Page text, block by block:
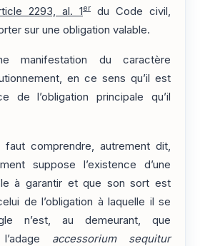
2293, al. 1er
du Code civil,
sur une obligation valable.
manifestation du caractère
en ce sens qu’il est
de l’obligation principale qu’il
comprendre, autrement dit,
suppose l’existence d’une
à garantir et que son sort est
de l’obligation à laquelle il se
n’est, au demeurant, que
accessorium sequitur